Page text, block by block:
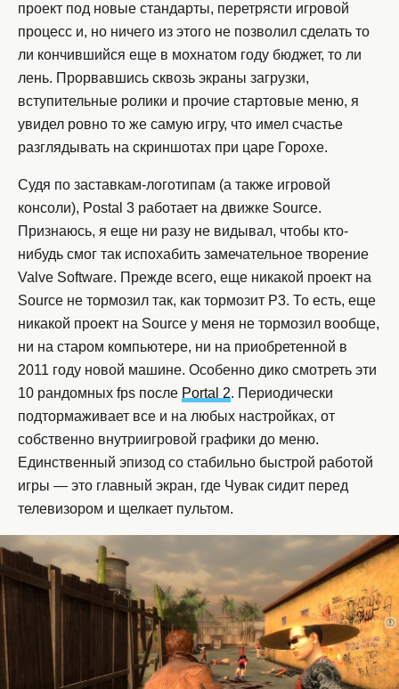
проект под новые стандарты, перетрясти игровой
процесс и, но ничего из этого не позволил сделать то
ли кончившийся еще в мохнатом году бюджет, то ли
лень. Прорвавшись сквозь экраны загрузки,
вступительные ролики и прочие стартовые меню, я
увидел ровно то же самую игру, что имел счастье
разглядывать на скриншотах при царе Горохе.
Судя по заставкам-логотипам (а также игровой
консоли), Postal 3 работает на движке Source.
Признаюсь, я еще ни разу не видывал, чтобы кто-
нибудь смог так испохабить замечательное творение
Valve Software. Прежде всего, еще никакой проект на
Source не тормозил так, как тормозит P3. То есть, еще
никакой проект на Source у меня не тормозил вообще,
ни на старом компьютере, ни на приобретенной в
2011 году новой машине. Особенно дико смотреть эти
10 рандомных fps после Portal 2. Периодически
подтормаживает все и на любых настройках, от
собственно внутриигровой графики до меню.
Единственный эпизод со стабильно быстрой работой
игры — это главный экран, где Чувак сидит перед
телевизором и щелкает пультом.